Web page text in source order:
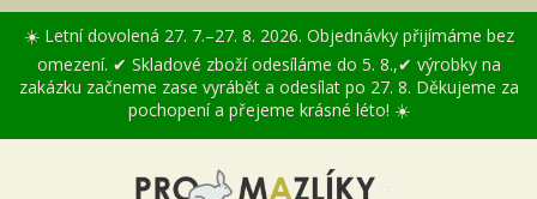
☀️ Letní dovolená 27. 7.–27. 8. 2026. Objednávky přijímáme bez
omezení. ✔ Skladové zboží odesíláme do 5. 8.,✔ výrobky na
zakázku začneme zase vyrábět a odesílat po 27. 8. Děkujeme za
pochopení a přejeme krásné léto! ☀️